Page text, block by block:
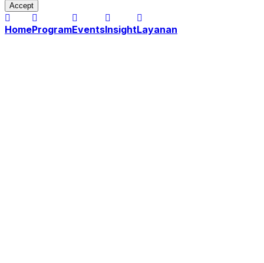
Accept
HomeProgramEventsInsightLayanan